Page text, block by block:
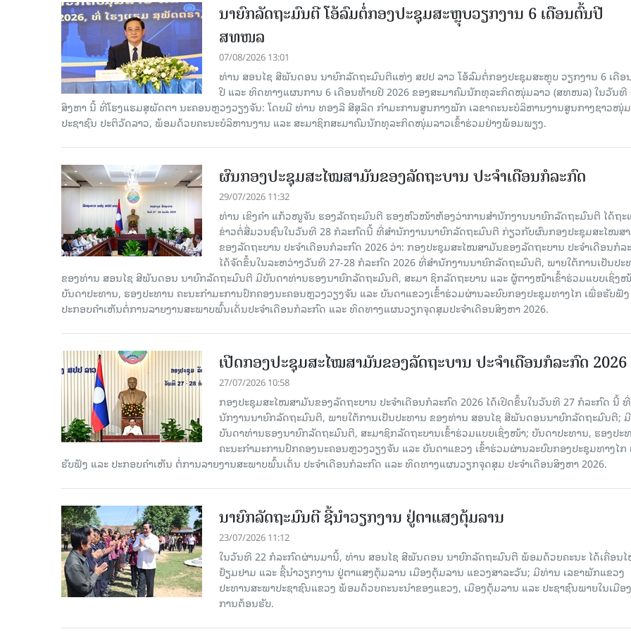
ນາຍົກລັດຖະມົນຕີ ໂອ້ລົມຕໍ່ກອງປະຊຸມສະຫຼຸບວຽກງານ 6 ເດືອນຕົ້ນປີ
ສທໜລ
07/08/2026 13:01
ທ່ານ ສອນໄຊ ສີພັນດອນ ນາຍົກລັດຖະມົນຕີແຫ່ງ ສປປ ລາວ ໂອ້ລົມຕໍ່ກອງປະຊຸມສະຫຼຸບ ວຽກງານ 6 ເດື
ປີ ແລະ ທິດທາງແຜນການ 6 ເດືອນທ້າຍປີ 2026 ຂອງສະມາຄົມນັກທຸລະກິດໜຸ່ມລາວ (ສທໜລ) ໃນວັນທີ
ສິງຫາ ນີ້ ທີ່ໂຮງແຮມສຸພັດຕາ ນະຄອນຫຼວງວຽງຈັນ: ໂດຍມີ ທ່ານ ທອງລີ ສີສຸລິດ ກໍາມະການສູນກາງພັກ ເລຂາຄະນະບໍລິຫານງານສູນກາງຊາວໜຸ່ມ
ປະຊາຊົນ ປະຕິວັດລາວ, ພ້ອມດ້ວຍຄະນະບໍລິຫານງານ ແລະ ສະມາຊິກສະມາຄົມນັກທຸລະກິດໜຸ່ມລາວເຂົ້າຮ່ວມຢ່າງພ້ອມພຽງ.
ຜົນກອງປະຊຸມສະໄໝສາມັນຂອງລັດຖະບານ ປະຈຳເດືອນກໍລະກົດ
29/07/2026 11:32
ທ່ານ ເຂິງຄໍາ ແກ້ວໜູຈັນ ຮອງລັດຖະມົນຕີ ຮອງຫົວໜ້າຫ້ອງວ່າການສໍານັກງານນາຍົກລັດຖະມົນຕີ ໄດ້ຖະ
ຂ່າວຕໍ່ສື່ມວນຊົນໃນວັນທີ 28 ກໍລະກົດນີ້ ທີ່ສໍານັກງານນາຍົກລັດຖະມົນຕີ ກ່ຽວກັບຜົນກອງປະຊຸມສະໄໝສ
ຂອງລັດຖະບານ ປະຈຳເດືອນກໍລະກົດ 2026 ວ່າ: ກອງປະຊຸມສະໄໝສາມັນຂອງລັດຖະບານ ປະຈຳເດືອນກໍລ
ໄດ້ຈັດຂຶ້ນໃນລະຫວ່າງວັນທີ 27-28 ກໍລະກົດ 2026 ທີ່ສໍານັກງານນາຍົກລັດຖະມົນຕີ, ພາຍໃຕ້ການເປັນປະ
ຂອງທ່ານ ສອນໄຊ ສີພັນດອນ ນາຍົກລັດຖະມົນຕີ ມີບັນດາທ່ານຮອງນາຍົກລັດຖະມົນຕີ, ສະມາ ຊິກລັດຖະບານ ແລະ ຜູ້ຕາງໜ້າເຂົ້າຮ່ວມແບບເຊິ່ງ
ບັນດາປະທານ, ຮອງປະທານ ຄະນະກຳມະການປົກຄອງນະຄອນຫຼວງວຽງຈັນ ແລະ ບັນດາແຂວງເຂົ້າຮ່ວມຜ່ານລະບົບກອງປະຊຸມທາງໄກ ເພື່ອຮັບຟັ
ປະກອບຄຳເຫັນຕໍ່ການລາຍງານສະພາບພົ້ນເດັ່ນປະຈຳເດືອນກໍລະກົດ ແລະ ທິດທາງແຜນວຽກຈຸດສຸມປະຈຳເດືອນສິງຫາ 2026.
ເປີດກອງປະຊຸມສະໄໝສາມັນຂອງລັດຖະບານ ປະຈໍາເດືອນກໍລະກົດ 2026
27/07/2026 10:58
ກອງປະຊຸມສະໄໝສາມັນຂອງລັດຖະບານ ປະຈຳເດືອນກໍລະກົດ 2026 ໄດ້ເປີດຂຶ້ນໃນວັນທີ 27 ກໍລະກົດ ນີ້
ນັກງານນາຍົກລັດຖະມົນຕີ, ພາຍໃຕ້ການເປັນປະທານ ຂອງທ່ານ ສອນໄຊ ສີພັນດອນນາຍົກລັດຖະມົນຕີ; ມີ
ບັນດາທ່ານຮອງນາຍົກລັດຖະມົນຕີ, ສະມາຊິກລັດຖະບານເຂົ້າ​ຮ່ວມ​ແບບ​ເຊິ່ງ​ໜ້າ; ບັນດາປະທານ, ຮອງປະ
ຄະນະກຳມະການປົກຄອງນະຄອນຫຼວງວຽງຈັນ ແລະ ບັນດາແຂວງ ເຂົ້າຮ່ວມຜ່ານລະບົບກອງປະຊຸມທາງໄກ
ຮັບຟັງ ແລະ ປະກອບຄຳເຫັນ ຕໍ່ການລາຍງານສະພາບພົ້ນເດັ່ນ ປະຈຳເດືອນກໍລະກົດ ແລະ ທິດທາງແຜນວຽກຈຸດສຸມ ປະຈຳເດືອນສິງຫາ 2026.
ນາຍົກລັດຖະມົນຕີ ຊີ້ນຳວຽກງານ ຢູ່ຕາແສງຕຸ້ມລານ
23/07/2026 11:12
ໃນວັນທີ 22 ກໍລະກົດຜ່ານມານີ້, ທ່ານ ສອນໄຊ ສີພັນດອນ ນາຍົກລັດຖະມົນຕີ ພ້ອມດ້ວຍຄະນະ ໄດ້ເຄື່ອນ
ຢ້ຽມຢາມ ແລະ ຊີ້ນໍາວຽກງານ ຢູ່ຕາແສງຕຸ້ມລານ ເມືອງຕຸ້ມລານ ແຂວງສາລະວັນ; ມີທ່ານ ເລຂາພັກແຂວງ
ປະທານສະພາປະຊາຊົນແຂວງ ພ້ອມດ້ວຍຄະນະນຳຂອງແຂວງ, ເມືອງຕຸ້ມລານ ແລະ ປະຊາຊົນພາຍໃນເມືອ
ການຕ້ອນຮັບ.